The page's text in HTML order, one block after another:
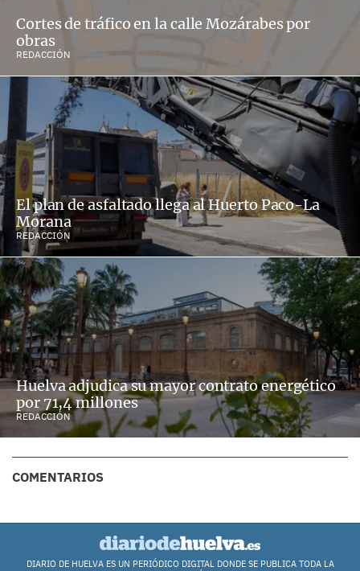
Cortes de tráfico en la calle Mozárabes por
obras
REDACCIÓN
El plan de asfaltado llega al Huerto Paco-La
Morana
REDACCIÓN
Huelva adjudica su mayor contrato energético
por 71,4 millones
REDACCIÓN
COMENTARIOS
DIARIO DE HUELVA ES UN PERIÓDICO DIGITAL DONDE SE PUBLICA TODA LA